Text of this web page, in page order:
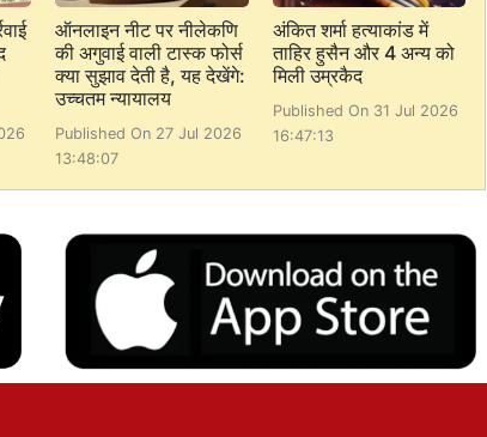
ऑनलाइन नीट पर नीलेकणि
की अगुवाई वाली टास्क फोर्स
क्या सुझाव देती है, यह देखेंगे:
उच्चतम न्यायालय
Published On 27 Jul 2026
13:48:07
अंकित शर्मा हत्याकांड में
ताहिर हुसैन और 4 अन्य को
मिली उम्रकैद
Published On 31 Jul 2026
16:47:13